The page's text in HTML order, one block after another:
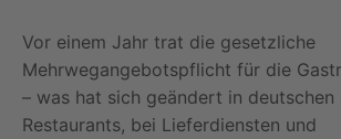
Vor einem Jahr trat die gesetzliche
Mehrwegangebotspflicht für die
– was hat sich geändert in deutschen
Restaurants, bei Lieferdiensten und